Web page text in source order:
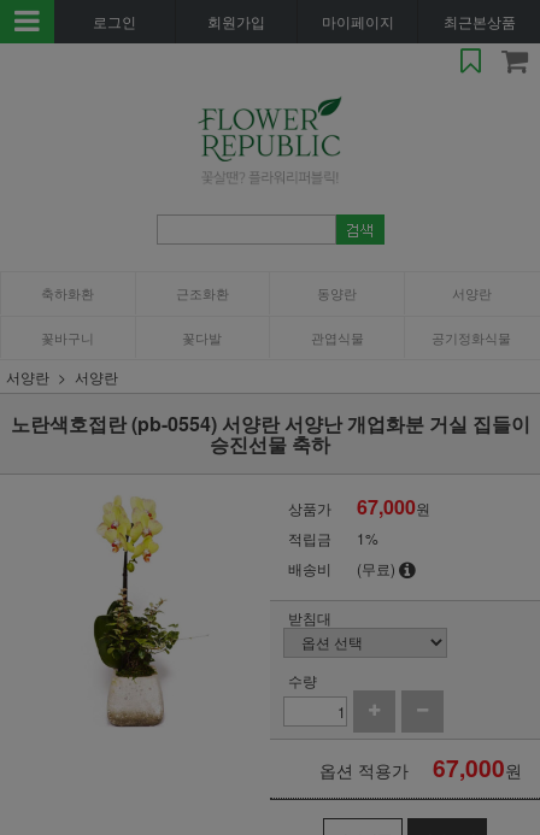
로그인 회원가입 마이페이지 최근본상품
축하화환 근조화환 동양란 서양란
꽃바구니 꽃다발 관엽식물 공기정화식물
서양란 서양란
노란색호접란 (pb-0554) 서양란 서양난 개업화분 거실 집들이
승진선물 축하
상품가 67,000원
적립금
1%
배송비
(무료)
받침대
수량
옵션 적용가 67,000원